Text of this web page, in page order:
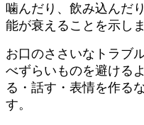
噛んだり、飲み込んだ
能が衰えることを示しま
お口のささいなトラブ
べずらいものを避ける
る・話す・表情を作る
す。